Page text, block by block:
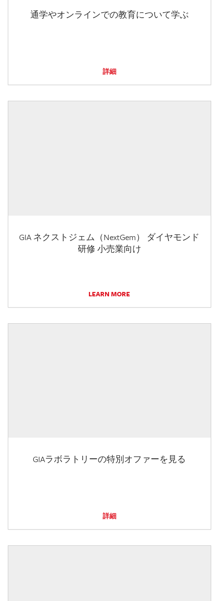
通学やオンラインでの教育について学ぶ
詳細
GIA ネクストジェム（NextGem） ダイヤモンド
研修 小売業向け
LEARN MORE
GIAラボラトリーの特別オファーを見る
詳細